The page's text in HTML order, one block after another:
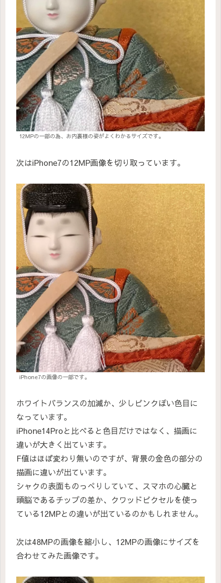
12MPの一部の為、お内裏様の姿がよくわかるサイズです。
次はiPhone7の12MP画像を切り取っています。
iPhone7の画像の一部です。
ホワイトバランスの加減か、少しピンクぽい色目に
なっています。
iPhone14Proと比べると色目だけではなく、描画に
違いが大きく出ています。
F値はほぼ変わり無いのですが、背景の金色の部分の
描画に違いが出ています。
シャクの表面ものっぺりしていて、スマホの心臓と
頭脳であるチップの差か、クワッドピクセルを使っ
ている12MPとの違いが出ているのかもしれません。
次は48MPの画像を縮小し、12MPの画像にサイズを
合わせてみた画像です。